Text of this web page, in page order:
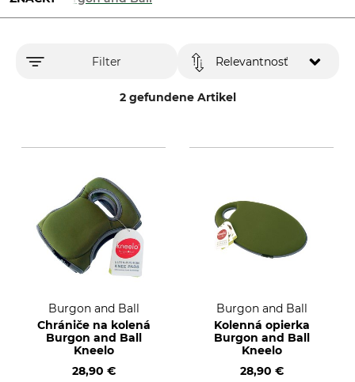
Filter
2 gefundene Artikel
Relevantnosť
Burgon and Ball
Chrániče na kolená
Burgon and Ball
Kneelo
28,90 €
Burgon and Ball
Kolenná opierka
Burgon and Ball
Kneelo
28,90 €